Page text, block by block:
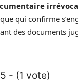
qui confirme
des documents
- (1 vote)